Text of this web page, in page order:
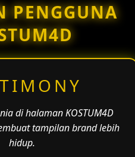
PENGGUNA
di halaman KOSTUM4D
tampilan brand lebih
hidup.